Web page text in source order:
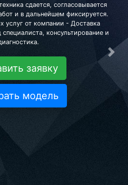
сдается, согласовывается
и в дальнейшем фиксируется.
услуг от компании - Доставка
консультирование и
заявку
модель